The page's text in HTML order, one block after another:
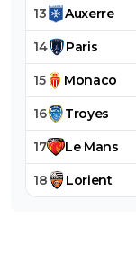
13 Auxerre
14 Paris
15 Monaco
16 Troyes
17 Le Mans
18 Lorient